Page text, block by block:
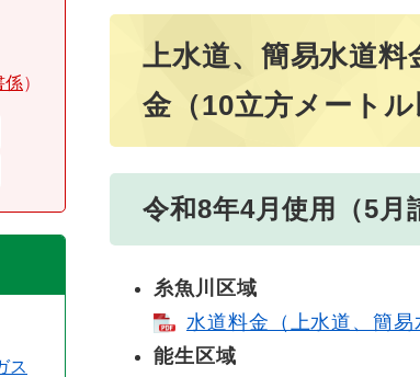
上水道、簡易水道
金（10立方メート
令和8年4月使用（5月
糸魚川区域
水道料金（上水道、簡
能生区域
係
ス